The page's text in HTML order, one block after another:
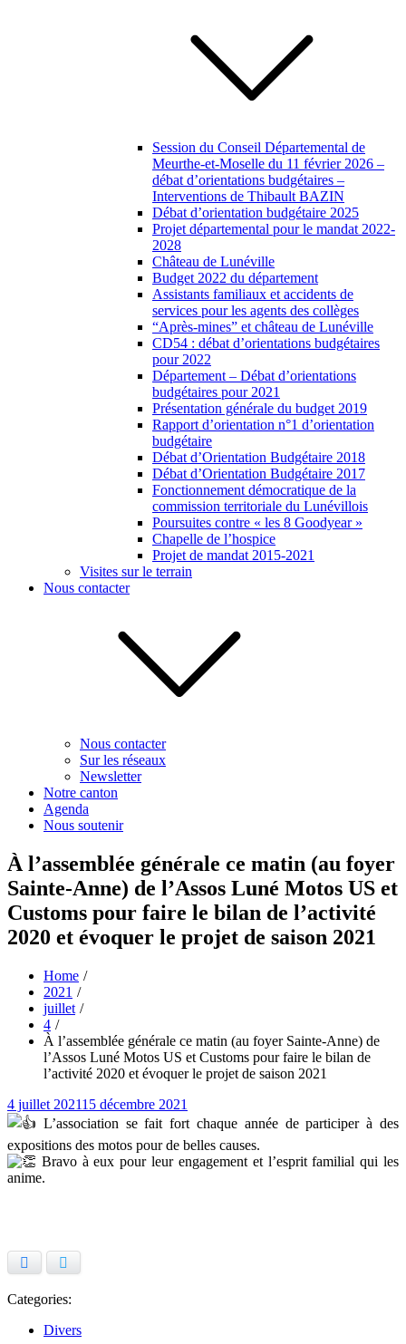
Session du Conseil Départemental de
Meurthe-et-Moselle du 11 février 2026 –
débat d’orientations budgétaires –
Interventions de Thibault BAZIN
Débat d’orientation budgétaire 2025
Projet départemental pour le mandat 2022-
2028
Château de Lunéville
Budget 2022 du département
Assistants familiaux et accidents de
services pour les agents des collèges
“Après-mines” et château de Lunéville
CD54 : débat d’orientations budgétaires
pour 2022
Département – Débat d’orientations
budgétaires pour 2021
Présentation générale du budget 2019
Rapport d’orientation n°1 d’orientation
budgétaire
Débat d’Orientation Budgétaire 2018
Débat d’Orientation Budgétaire 2017
Fonctionnement démocratique de la
commission territoriale du Lunévillois
Poursuites contre « les 8 Goodyear »
Chapelle de l’hospice
Projet de mandat 2015-2021
Visites sur le terrain
Nous contacter
Nous contacter
Sur les réseaux
Newsletter
Notre canton
Agenda
Nous soutenir
À l’assemblée générale ce matin (au foyer
Sainte-Anne) de l’Assos Luné Motos US et
Customs pour faire le bilan de l’activité
2020 et évoquer le projet de saison 2021
Home
2021
juillet
4
À l’assemblée générale ce matin (au foyer Sainte-Anne) de
l’Assos Luné Motos US et Customs pour faire le bilan de
l’activité 2020 et évoquer le projet de saison 2021
Posted
on
4 juillet 202115 décembre 2021
L’association se fait fort chaque année de participer à des
expositions des motos pour de belles causes.
Bravo à eux pour leur engagement et l’esprit familial qui les
anime.
Categories:
Divers